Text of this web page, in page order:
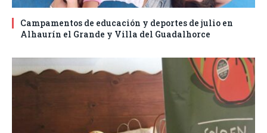
Campamentos de educación y deportes de julio en
Alhaurín el Grande y Villa del Guadalhorce